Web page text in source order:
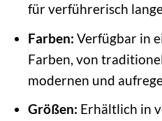
für verführerisch
Farben: Verfügbar in
Farben, von
modernen und
Größen: Erhältlich in